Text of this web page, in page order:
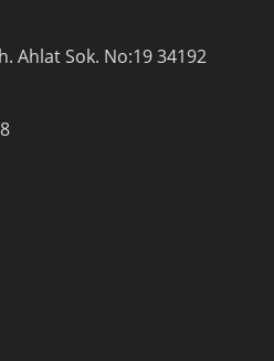
Ahlat Sok. No:19 34192